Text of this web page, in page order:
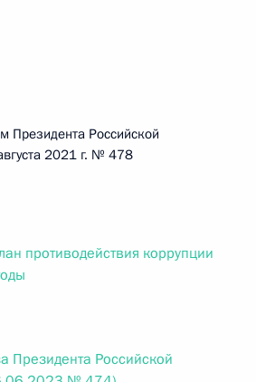
Российской
2021 г. № 478
противодействия коррупции
Президента Российской